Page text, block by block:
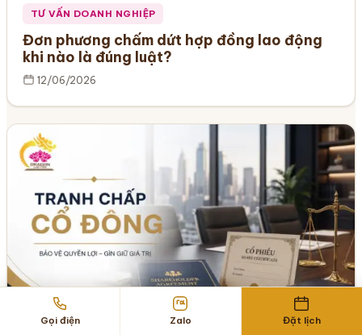
TƯ VẤN DOANH NGHIỆP
Đơn phương chấm dứt hợp đồng lao động
khi nào là đúng luật?
12/06/2026
Gọi điện Zalo Đặt lịch